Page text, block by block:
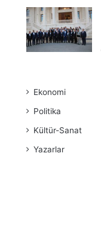
Ekonomi
Politika
Kültür-Sanat
Yazarlar